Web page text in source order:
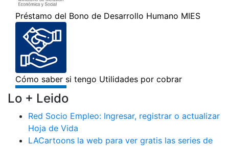
Lo + Leido
Red Socio Empleo: Ingresar, registrar o actualizar
Hoja de Vida
LACartoons la web para ver gratis las series de